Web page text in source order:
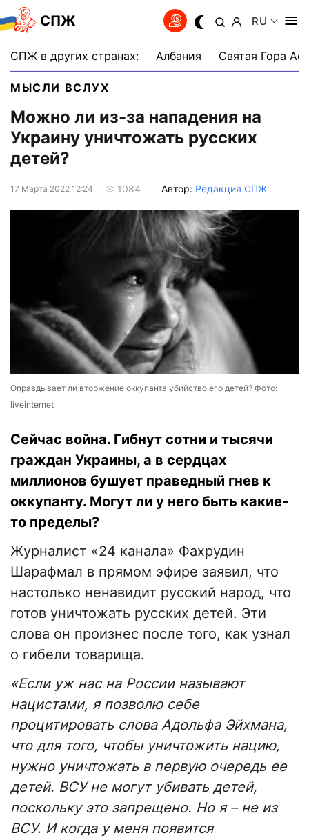
СПЖ RU
СПЖ в других странах: Албания Святая Гора
МЫСЛИ ВСЛУХ
Можно ли из-за нападения на
Украину уничтожать русских
детей?
17 Марта 2022 12:24 1084 Автор: Редакция СПЖ
Оправдывает ли вторжение оккупанта убийство его детей? Фото:
liveinternet
Сейчас война. Гибнут сотни и тысячи
граждан Украины, а в сердцах
миллионов бушует праведный гнев к
оккупанту. Могут ли у него быть какие-
то пределы?
Журналист «24 канала» Фахрудин
Шарафмал в прямом эфире заявил, что
настолько ненавидит русский народ, что
готов уничтожать русских детей. Эти
слова он произнес после того, как узнал
о гибели товарища.
«Если уж нас на России называют
нацистами, я позволю себе
процитировать слова Адольфа Эйхмана,
что для того, чтобы уничтожить нацию,
нужно уничтожать в первую очередь ее
детей. ВСУ не могут убивать детей,
поскольку это запрещено. Но я – не из
ВСУ. И когда у меня появится